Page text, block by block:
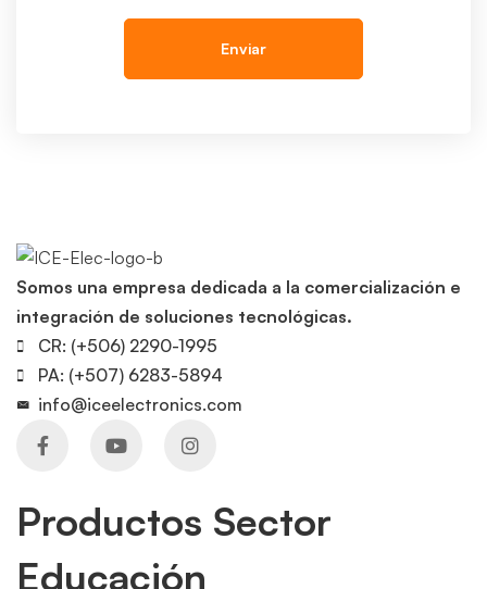
Somos una empresa dedicada a la comercialización e
integración de soluciones tecnológicas.
CR: (+506) 2290-1995
PA: (+507) 6283-5894
info@iceelectronics.com
Productos Sector
Educación